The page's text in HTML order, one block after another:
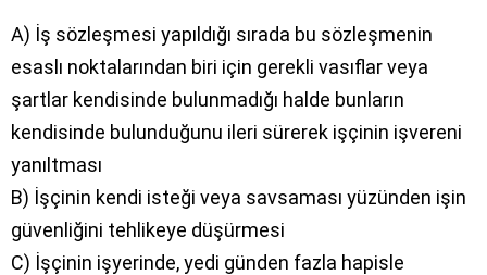
A) İş sözleşmesi yapıldığı sırada bu sözleşmenin
esaslı noktalarından biri için gerekli vasıflar veya
şartlar kendisinde bulunmadığı halde bunların
kendisinde bulunduğunu ileri sürerek işçinin işvereni
yanıltması
B) İşçinin kendi isteği veya savsaması yüzünden işin
güvenliğini tehlikeye düşürmesi
C) İşçinin işyerinde, yedi günden fazla hapisle